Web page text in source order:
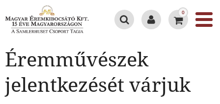
0
Éremművészek
jelentkezését várjuk